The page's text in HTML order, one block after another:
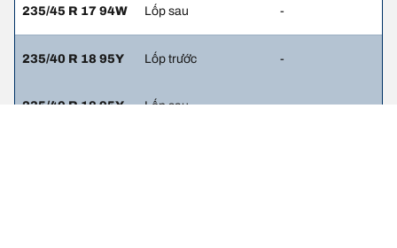
235/45 R 17 94W Lốp sau -
235/40 R 18 95Y Lốp trước -
235/40 R 18 95Y Lốp sau -